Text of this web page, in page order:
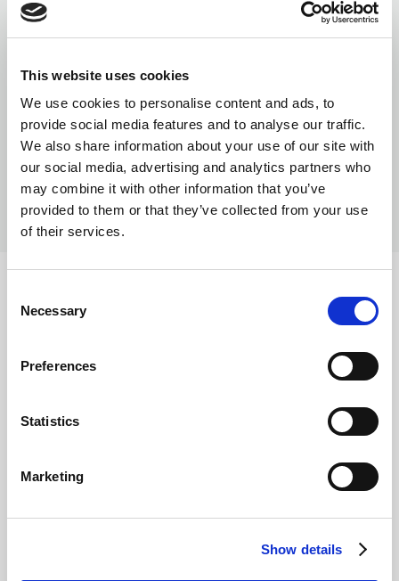
This website uses cookies
We use cookies to personalise content and ads, to
provide social media features and to analyse our traffic.
We also share information about your use of our site with
our social media, advertising and analytics partners who
may combine it with other information that you’ve
provided to them or that they’ve collected from your use
of their services.
Selection
Necessary
Preferences
Statistics
Marketing
Show details
Wood Like
Rubber Floor